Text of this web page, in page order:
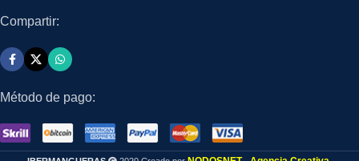
Compartir:
Método de pago: